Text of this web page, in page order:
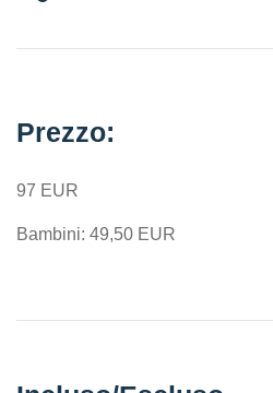
Prezzo:
97 EUR
Bambini: 49,50 EUR